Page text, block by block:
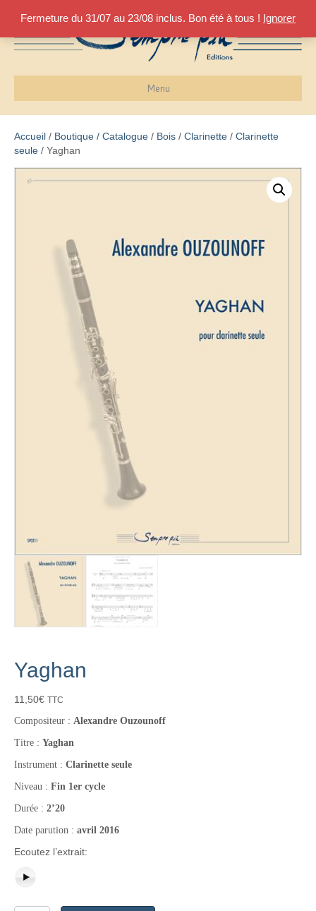
Fermeture du 31/07 au 23/08 inclus. Bon été à tous ! Ignorer
Menu
Accueil / Boutique / Catalogue / Bois / Clarinette / Clarinette
seule / Yaghan
Yaghan
11,50€ TTC
Compositeur : Alexandre Ouzounoff
Titre : Yaghan
Instrument : Clarinette seule
Niveau : Fin 1er cycle
Durée : 2’20
Date parution : avril 2016
Ecoutez l’extrait: